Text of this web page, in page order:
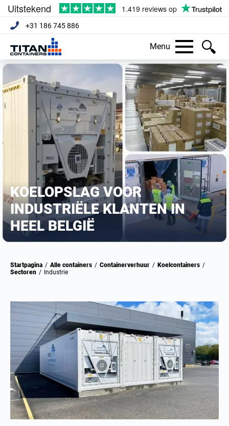
+31 186 745 886
Menu
KOELOPSLAG VOOR
INDUSTRIËLE KLANTEN IN
HEEL BELGIË
Startpagina / Alle containers / Containerverhuur / Koelcontainers /
Sectoren / Industrie